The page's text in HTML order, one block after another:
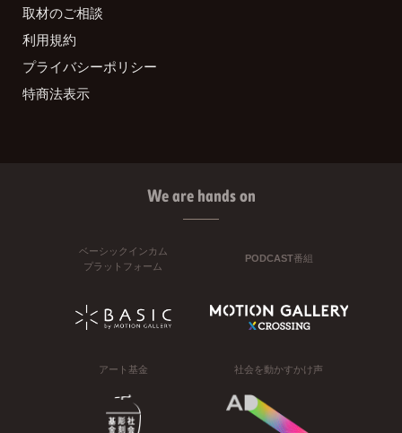
取材のご相談
利用規約
プライバシーポリシー
特商法表示
We are hands on
ベーシックインカム
プラットフォーム
PODCAST番組
アート基金 社会を動かすかけ声